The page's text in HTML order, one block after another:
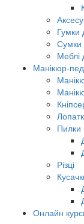
Гумки
Сумки
Меблі
Манікюр-
Пилки
Різці
Онлайн